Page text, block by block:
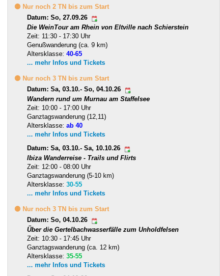
🟡 Nur noch 2 TN bis zum Start
Datum: So, 27.09.26
Die WeinTour am Rhein von Eltville nach Schierstein
Zeit: 11:30 - 17:30 Uhr
Genußwanderung (ca. 9 km)
Altersklasse: 40-65
... mehr Infos und Tickets
🟡 Nur noch 3 TN bis zum Start
Datum: Sa, 03.10.- So, 04.10.26
Wandern rund um Murnau am Staffelsee
Zeit: 10:00 - 17:00 Uhr
Ganztagswanderung (12,11)
Altersklasse: ab 40
... mehr Infos und Tickets
Datum: Sa, 03.10.- Sa, 10.10.26
Ibiza Wanderreise - Trails und Flirts
Zeit: 12:00 - 08:00 Uhr
Ganztagswanderung (5-10 km)
Altersklasse: 30-55
... mehr Infos und Tickets
🟡 Nur noch 3 TN bis zum Start
Datum: So, 04.10.26
Über die Gertelbachwasserfälle zum Unholdfelsen
Zeit: 10:30 - 17:45 Uhr
Ganztagswanderung (ca. 12 km)
Altersklasse: 35-55
... mehr Infos und Tickets